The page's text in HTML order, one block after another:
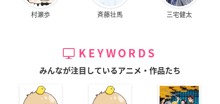
村瀬歩 斉藤壮馬 三宅健太
KEYWORDS
みんなが注目しているアニメ・作品たち